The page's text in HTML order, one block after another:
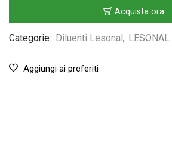
Acquista ora
Categorie: Diluenti Lesonal, LESONAL
Aggiungi ai preferiti